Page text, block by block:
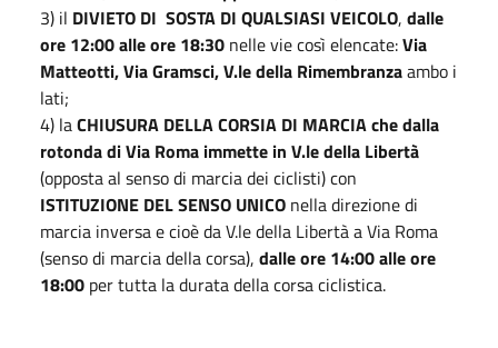
3) il DIVIETO DI SOSTA DI QUALSIASI VEICOLO, dalle
ore 12:00 alle ore 18:30 nelle vie così elencate:Via
Matteotti, Via Gramsci, V.le della Rimembranzaambo i
lati;
4) laCHIUSURA DELLA CORSIA DI MARCIAche dalla
rotonda di Via Roma immette in V.le della Libertà
(opposta al senso di marcia dei ciclisti)con
ISTITUZIONE DEL SENSO UNICO nella direzione di
marcia inversa e cioè da V.le della Libertà a Via Roma
(senso di marcia della corsa), dalle ore 14:00 alle ore
18:00 per tutta la durata della corsa ciclistica.